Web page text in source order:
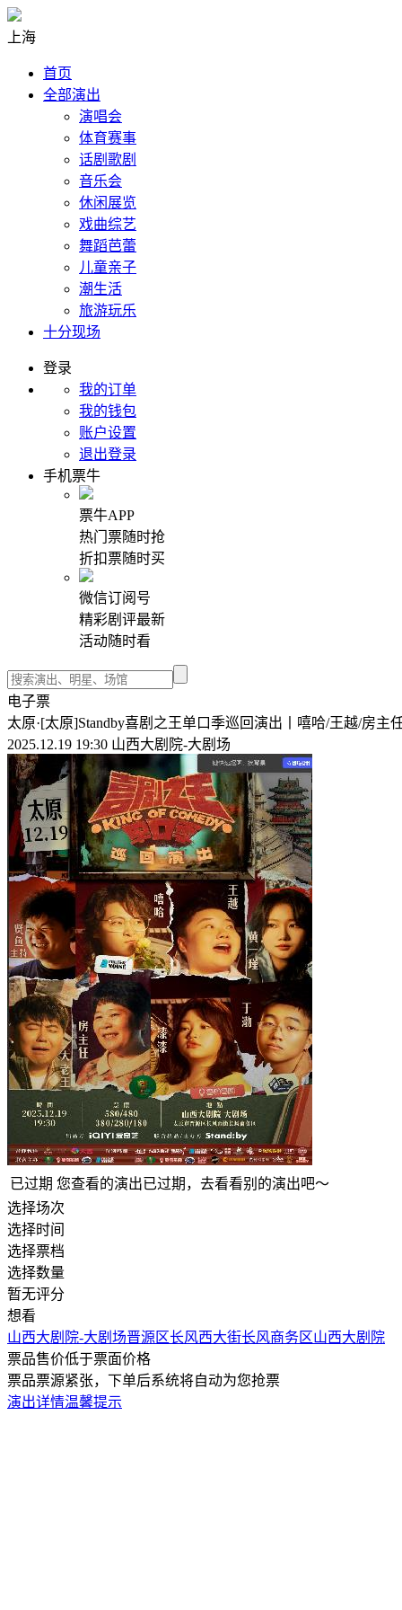
上海
首页
全部演出
演唱会
体育赛事
话剧歌剧
音乐会
休闲展览
戏曲综艺
舞蹈芭蕾
儿童亲子
潮生活
旅游玩乐
十分现场
登录
我的订单
我的钱包
账户设置
退出登录
手机票牛
票牛APP
热门票随时抢
折扣票随时买
微信订阅号
精彩剧评最新
活动随时看
电子票
太原·[太原]Standby喜剧之王单口季巡回演出丨嘻哈/王越/房主
2025.12.19 19:30 山西大剧院-大剧场
已过期 您查看的演出已过期，去看看别的演出吧～
选择场次
选择时间
选择票档
选择数量
暂无评分
想看
山西大剧院-大剧场晋源区长风西大街长风商务区山西大剧院
票品售价低于票面价格
票品票源紧张，下单后系统将自动为您抢票
演出详情温馨提示